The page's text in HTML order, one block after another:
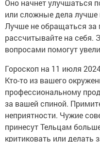
Оно начнет улучшаться
или сложные дела лучше
Лучше не обращаться
рассчитывайте на
вопросами помогут
Гороскоп на 11 июля
Кто-то из вашего
профессиональному
за вашей спиной.
неприятности. Чужие
принесут Тельцам
критиковать или делать